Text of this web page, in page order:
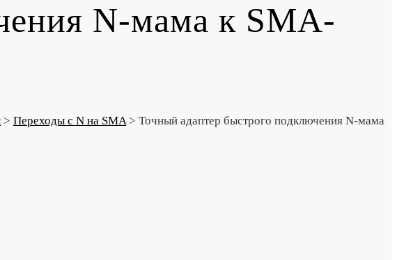
N-мама к SMA-
> Переходы с N на SMA > Точный адаптер быстрого подключения N-мама